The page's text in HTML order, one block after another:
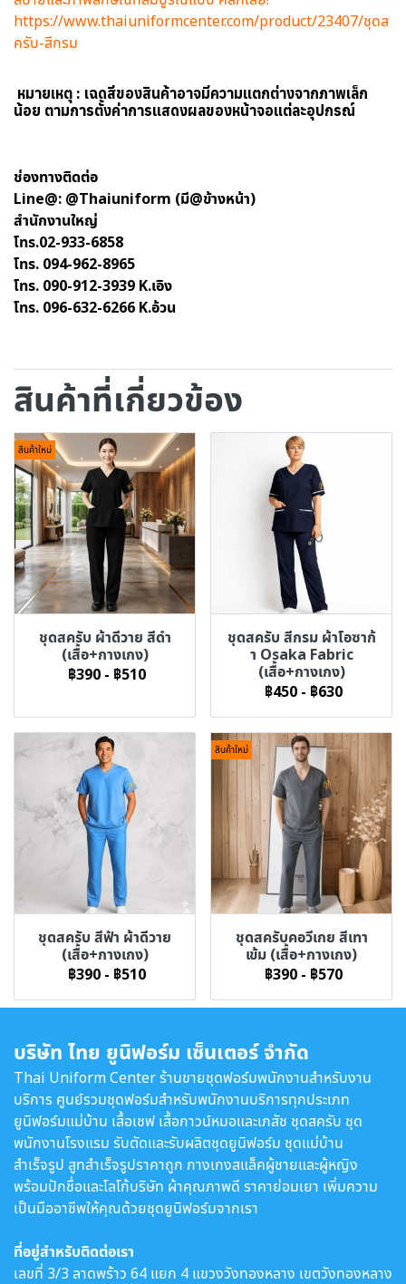
https://www.thaiuniformcenter.com/product/23407/ชุดส
ครับ-สีกรม
หมายเหตุ : เฉดสีของสินค้าอาจมีความแตกต่างจากภาพเล็ก
น้อย ตามการตั้งค่าการแสดงผลของหน้าจอแต่ละอุปกรณ์
ช่องทางติดต่อ
Line@: @Thaiuniform (มี@ข้างหน้า)
สำนักงานใหญ่
โทร.02-933-6858
โทร. 094-962-8965
โทร. 090-912-3939 K.เอิง
โทร. 096-632-6266 K.อ้วน
สินค้าที่เกี่ยวข้อง
สินค้าใหม่
ชุดสครับ ผ้าดีวาย สีดำ
(เสื้อ+กางเกง)
฿390 - ฿510
ชุดสครับ สีกรม ผ้าโอซาก้
า Osaka Fabric
(เสื้อ+กางเกง)
฿450 - ฿630
ชุดสครับ สีฟ้า ผ้าดีวาย
(เสื้อ+กางเกง)
฿390 - ฿510
สินค้าใหม่
ชุดสครับคอวีเกย สีเทา
เข้ม (เสื้อ+กางเกง)
฿390 - ฿570
บริษัท ไทย ยูนิฟอร์ม เซ็นเตอร์ จำกัด
Thai Uniform Center ร้านขายชุดฟอร์มพนักงานสำหรับงาน
บริการ ศูนย์รวมชุดฟอร์มสำหรับพนักงานบริการทุกประเภท
ยูนิฟอร์มแม่บ้าน เสื้อเชฟ เสื้อกาวน์หมอและเภสัช ชุดสครับ ชุด
พนักงานโรงแรม รับตัดและรับผลิตชุดยูนิฟอร์ม ชุดแม่บ้าน
สำเร็จรูป สูทสำเร็จรูปราคาถูก กางเกงสแล็คผู้ชายและผู้หญิง
พร้อมปักชื่อและโลโก้บริษัท ผ้าคุณภาพดี ราคาย่อมเยา เพิ่มความ
เป็นมืออาชีพให้คุณด้วยชุดยูนิฟอร์มจากเรา
ที่อยู่สำหรับติดต่อเรา
เลขที่ 3/3 ลาดพร้าว 64 แยก 4 แขวงวังทองหลาง เขตวังทองหลาง